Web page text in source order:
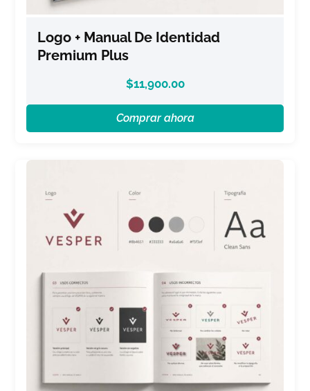
Logo + Manual De Identidad
Premium Plus
$11,900.00
Comprar ahora